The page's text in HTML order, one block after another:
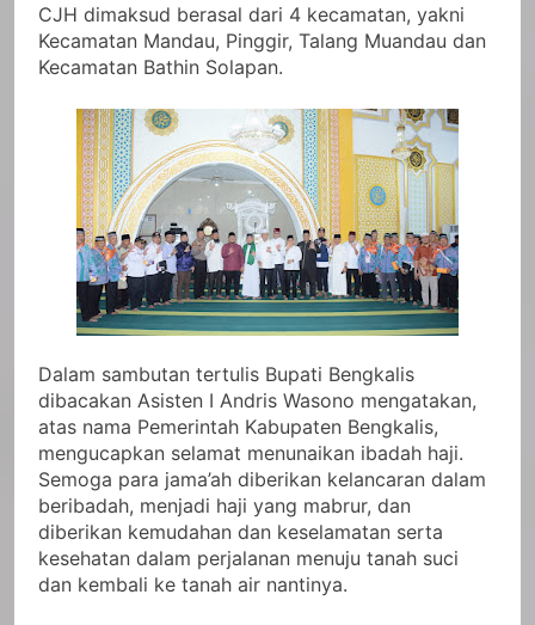
CJH dimaksud berasal dari 4 kecamatan, yakni
Kecamatan Mandau, Pinggir, Talang Muandau dan
Kecamatan Bathin Solapan.
Dalam sambutan tertulis Bupati Bengkalis
dibacakan Asisten I Andris Wasono mengatakan,
atas nama Pemerintah Kabupaten Bengkalis,
mengucapkan selamat menunaikan ibadah haji.
Semoga para jama’ah diberikan kelancaran dalam
beribadah, menjadi haji yang mabrur, dan
diberikan kemudahan dan keselamatan serta
kesehatan dalam perjalanan menuju tanah suci
dan kembali ke tanah air nantinya.